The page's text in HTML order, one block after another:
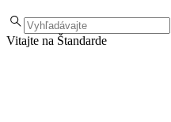
Vitajte na Štandarde